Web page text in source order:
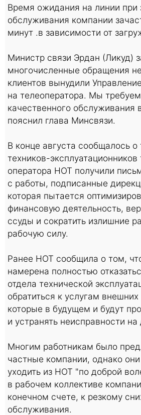
Время ожидания на линии при
обслуживания компании
минут .в зависимости от
Министр связи Эрдан (Ликуд)
многочисленные обращения
клиентов вынудили
на телеоператора. Мы
качественного обслуживания
пояснил глава Минсвязи.
В конце августа сообщалось
техников-эксплуатационников
оператора HOT получили
с работы, подписанные
которая пытается
финансовую деятельность,
ссуды и сократить излишние
рабочую силу.
Ранее HOT сообщила о том,
намерена полностью
отдела технической
обратиться к услугам
которые в будущем и будут
и устранять неисправности
Многим работникам было
частные компании, однако они
уходить из HOT "по доброй
в рабочем коллективе
конечном счете, к резкому
обслуживания.